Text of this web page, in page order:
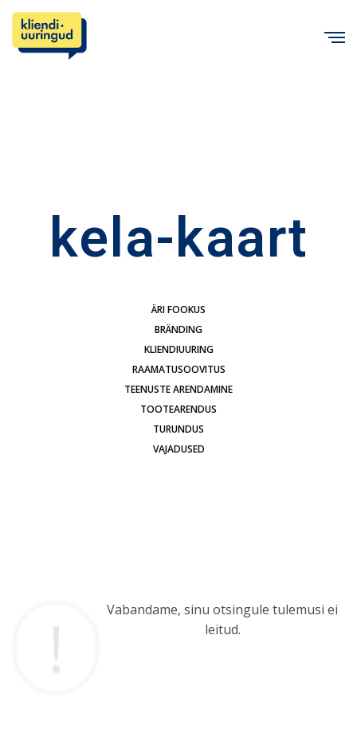
kela-kaart
ÄRI FOOKUS
BRÄNDING
KLIENDIUURING
RAAMATUSOOVITUS
TEENUSTE ARENDAMINE
TOOTEARENDUS
TURUNDUS
VAJADUSED
Vabandame, sinu otsingule tulemusi ei
leitud.